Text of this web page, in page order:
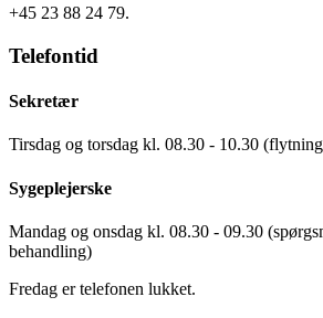
+45 23 88 24 79.
Telefontid
Sekretær
Tirsdag og torsdag kl. 08.30 - 10.30
Sygeplejerske
Mandag og onsdag kl. 08.30 - 09.30
behandling)
Fredag er telefonen lukket.